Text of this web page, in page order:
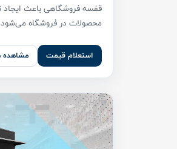
قفسه فروشگاهی باعث ایجاد
محصولات در فروشگاه
استعلام قیمت